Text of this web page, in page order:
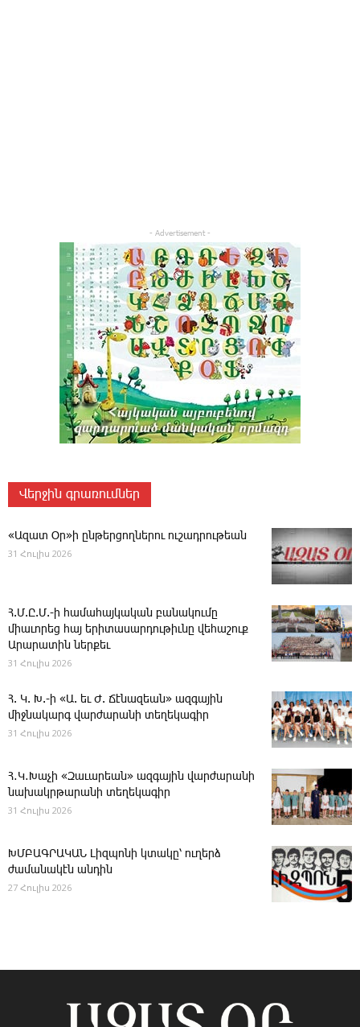
- Advertisement -
Վերջին գրառումներ
«Ազատ Օր»ի ընթերցողներու ուշադրութեան
31 Հուլիս 2026
Հ.Մ.Ը.Մ.-ի համահայկական բանակումը
միաւորեց հայ երիտասարդութիւնը վեհաշուք
Արարատին ներքեւ
31 Հուլիս 2026
Հ. Կ. Խ.-ի «Ա. եւ Ժ. ­Ճէնազեան» ազգային
միջնակարգ վարժարանի տեղեկագիր
31 Հուլիս 2026
Հ․Կ․Խաչի «Զաւարեան» ազգային վարժարանի
նախակրթարանի տեղեկագիր
31 Հուլիս 2026
ԽՄԲԱԳՐԱԿԱՆ ­Լիզպոնի կտակը՝ ուղերձ
ժամանակէն անդին
27 Հուլիս 2026